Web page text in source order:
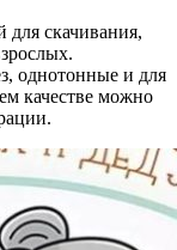
скачивания,
однотонные и для
качестве можно